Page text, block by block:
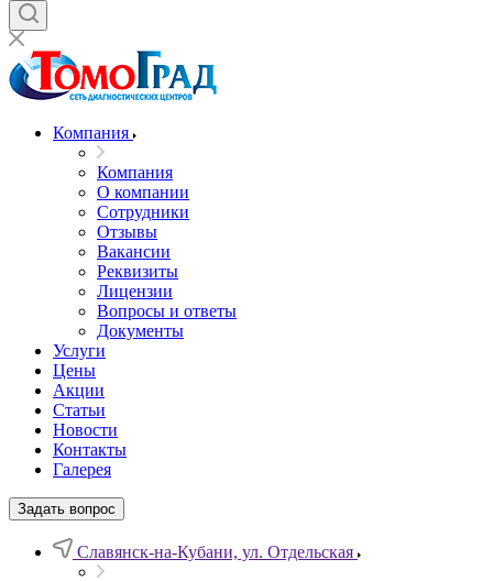
Компания
Компания
О компании
Сотрудники
Отзывы
Вакансии
Реквизиты
Лицензии
Вопросы и ответы
Документы
Услуги
Цены
Акции
Статьи
Новости
Контакты
Галерея
Задать вопрос
Славянск-на-Кубани, ул. Отдельская